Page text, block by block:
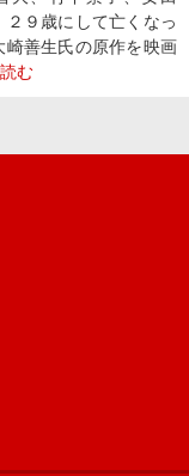
９歳にして亡くなっ
善生氏の原作を映画
む